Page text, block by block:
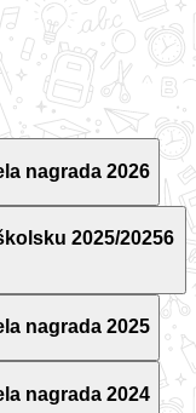
nagrada 2026
2025/20256
nagrada 2025
nagrada 2024